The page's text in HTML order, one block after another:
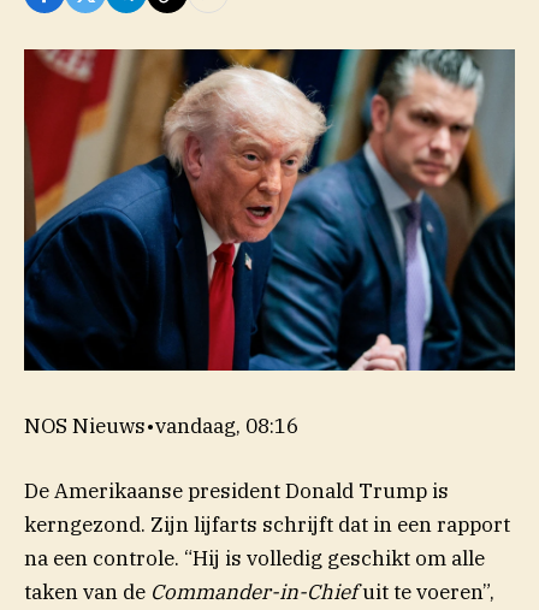
NOS Nieuws•vandaag, 08:16
De Amerikaanse president Donald Trump is
kerngezond. Zijn lijfarts schrijft dat in een rapport
na een controle. “Hij is volledig geschikt om alle
taken van de Commander-in-Chiefuit te voeren”,